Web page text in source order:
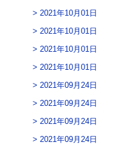
2021年10月01日
2021年10月01日
2021年10月01日
2021年10月01日
2021年09月24日
2021年09月24日
2021年09月24日
2021年09月24日